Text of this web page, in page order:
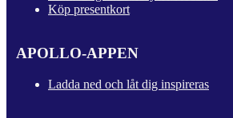
Köp presentkort
APOLLO-APPEN
Ladda ned och låt dig inspireras